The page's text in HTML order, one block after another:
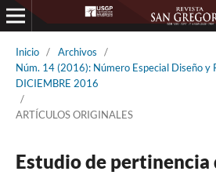
Inicio / Archivos
/
Núm. 14 (2016): Número Especial Diseño y
DICIEMBRE 2016
/
ARTÍCULOS ORIGINALES
Estudio de pertinencia